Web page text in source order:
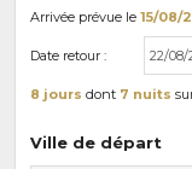
Arrivée prévue le 15/08/
Date retour :
8 jours dont 7 nuits
Ville de départ